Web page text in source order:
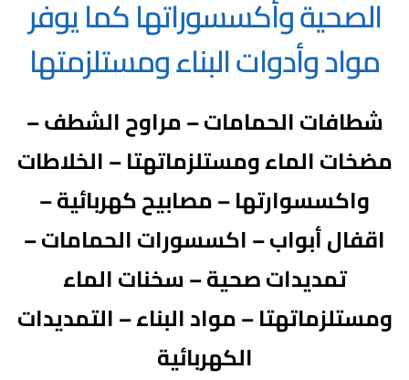
الصحية وأكسسوراتها كما يوفر
مواد وأدوات البناء ومستلزمتها
شطافات الحمامات – مراوح الشطف –
مضخات الماء ومستلزماتهتا – الخلاطات
واكسسوارتها – مصابيح كهربائية –
اقفال أبواب – اكسسورات الحمامات –
تمديدات صحية – سخنات الماء
ومستلزماتهتا – مواد البناء – التمديدات
الكهربائية